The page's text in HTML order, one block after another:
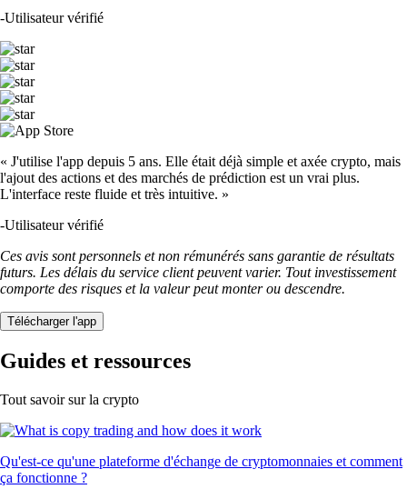
-Utilisateur vérifié
« J'utilise l'app depuis 5 ans. Elle était déjà simple et axée crypto, mais
l'ajout des actions et des marchés de prédiction est un vrai plus.
L'interface reste fluide et très intuitive. »
-Utilisateur vérifié
Ces avis sont personnels et non rémunérés sans garantie de résultats
futurs. Les délais du service client peuvent varier. Tout investissement
comporte des risques et la valeur peut monter ou descendre.
Télécharger l'app
Guides et ressources
Tout savoir sur la crypto
Qu'est-ce qu'une plateforme d'échange de cryptomonnaies et comment
ça fonctionne ?